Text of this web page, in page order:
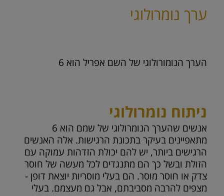
ערך נומרולוגי
הערך הנומורולוגי של השם אפריל הוא 6
ניתוח נומרולוגי
אנשים שהערך הנומרולוגי של שמם הוא 6
מתאפיינים בעיקר בתכונת הרגישות. אלה האנשים
הרגישים ביותר, יש להם יכולת הזדהות עמוקה עם
הזולת ובשל כך הם מתנגדים לכל מעשה של חוסר
צדק או חוסר מוסר. הם בעלי מוסריות יוצאת דופן -
מצפים להרבה מסביבתם, אבל גם מעצמם. בעלי